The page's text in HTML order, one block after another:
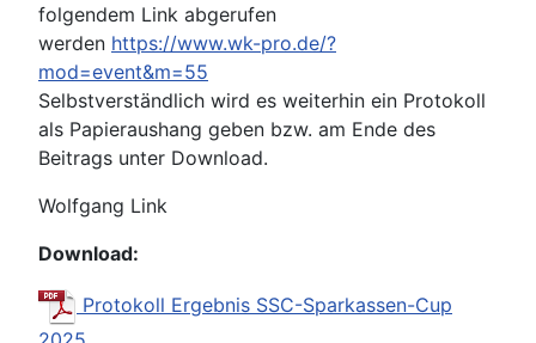
folgendem Link abgerufen
werden https://www.wk-pro.de/?
mod=event&m=55
Selbstverständlich wird es weiterhin ein Protokoll
als Papieraushang geben bzw. am Ende des
Beitrags unter Download.
Wolfgang Link
Download:
Protokoll Ergebnis SSC-Sparkassen-Cup